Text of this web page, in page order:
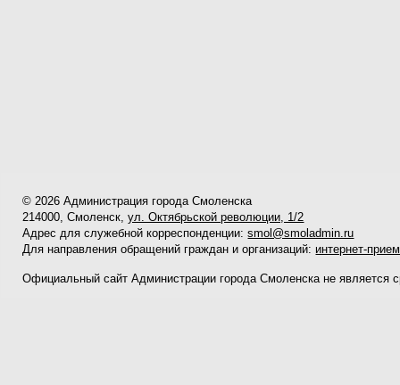
© 2026 Администрация города Смоленска
214000, Смоленск,ул. Октябрьской революции, 1/2
Адрес для служебной корреспонденции:smol@smoladmin.ru
Для направления обращений граждан и организаций: интернет-
Официальный сайт Администрации города Смоленска не является